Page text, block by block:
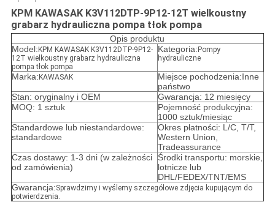
KPM KAWASAK K3V112DTP-9P12-12T wielkoustny
grabarz hydrauliczna pompa tłok pompa
Opis produktu
Model: KPM KAWASAK K3V112DTP-9P12-
12T wielkoustny grabarz hydrauliczna
pompa tłok pompa
Kategoria: Pompy
hydrauliczne
Marka: KAWASAK
Miejsce pochodzenia:Inne
państwo
Stan: oryginalny i OEM
Gwarancja: 12 miesięcy
MOQ: 1 sztuk
Pojemność produkcyjna:
1000 sztuk/miesiąc
Standardowe lub niestandardowe:
standardowe
Okres płatności: L/C, T/T,
Western Union,
Tradeassurance
Czas dostawy: 1-3 dni (w zależności
od zamówienia)
Środki transportu: morskie,
lotnicze lub
DHL/FEDEX/TNT/EMS
Gwarancja:Sprawdzimy i wyślemy szczegółowe zdjęcia kupującym do
potwierdzenia.